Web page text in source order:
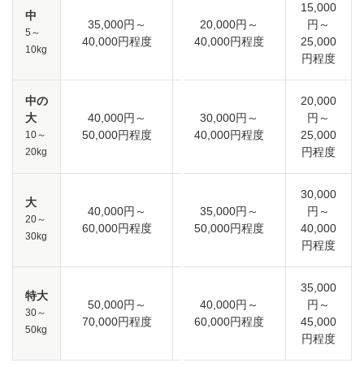
中
5～
10kg
35,000円～
40,000円程度
20,000円～
40,000円程度
15,000
円～
25,000
円程度
中の
大
10～
20kg
40,000円～
50,000円程度
30,000円～
40,000円程度
20,000
円～
25,000
円程度
大
20～
30kg
40,000円～
60,000円程度
35,000円～
50,000円程度
30,000
円～
40,000
円程度
特大
30～
50kg
50,000円～
70,000円程度
40,000円～
60,000円程度
35,000
円～
45,000
円程度